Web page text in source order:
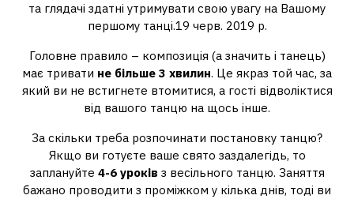
та глядачі здатні утримувати свою увагу на Вашому
першому танці.19 черв. 2019 р.
Головне правило – композиція (а значить і танець)
має тривати не більше 3 хвилин. Це якраз той час, за
який ви не встигнете втомитися, а гості відволіктися
від вашого танцю на щось інше.
За скільки треба розпочинати постановку танцю?
Якщо ви готуєте ваше свято заздалегідь, то
заплануйте 4-6 уроків з весільного танцю. Заняття
бажано проводити з проміжком у кілька днів, тоді ви